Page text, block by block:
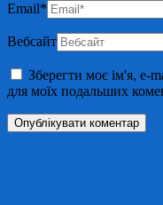
Email*
Вебсайт
Зберегти моє ім'я, e-
для моїх подальших